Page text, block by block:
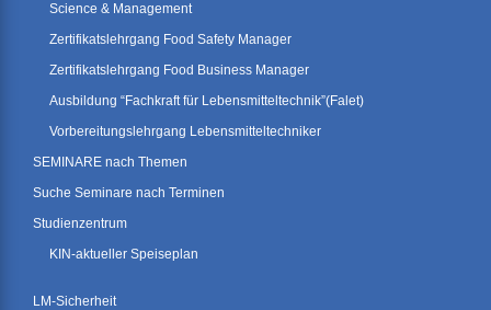
Science & Management
Zertifikatslehrgang Food Safety Manager
Zertifikatslehrgang Food Business Manager
Ausbildung “Fachkraft für Lebensmitteltechnik”(Falet)
Vorbereitungslehrgang Lebensmitteltechniker
SEMINARE nach Themen
Suche Seminare nach Terminen
Studienzentrum
KIN-aktueller Speiseplan
LM-Sicherheit